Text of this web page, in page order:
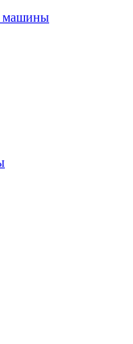
машины